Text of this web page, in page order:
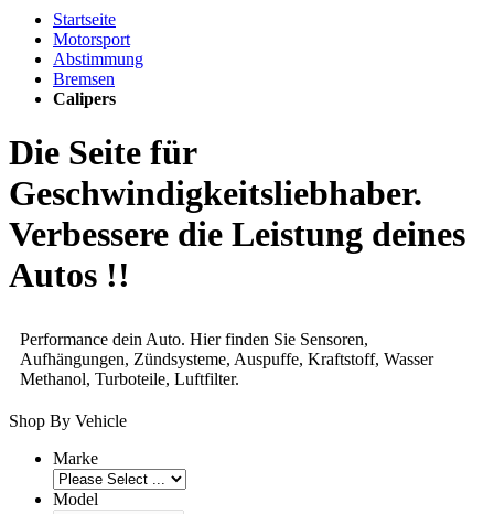
Startseite
Motorsport
Abstimmung
Bremsen
Calipers
Die Seite für
Geschwindigkeitsliebhaber.
Verbessere die Leistung deines
Autos !!
Performance dein Auto. Hier finden Sie Sensoren,
Aufhängungen, Zündsysteme, Auspuffe, Kraftstoff, Wasser
Methanol, Turboteile, Luftfilter.
Shop By Vehicle
Marke
Model